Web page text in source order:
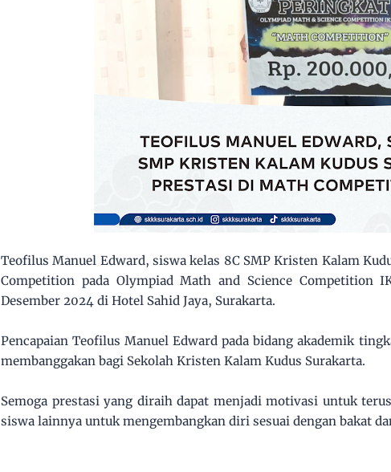
Teofilus Manuel Edward, siswa kelas 8C SMP Kristen Kalam
Competition pada Olympiad Math and Science Competition
Desember 2024 di Hotel Sahid Jaya, Surakarta.
Pencapaian Teofilus Manuel Edward pada bidang akademik
membanggakan bagi Sekolah Kristen Kalam Kudus Surakarta.
Semoga prestasi yang diraih dapat menjadi motivasi untuk
siswa lainnya untuk mengembangkan diri sesuai dengan bakat